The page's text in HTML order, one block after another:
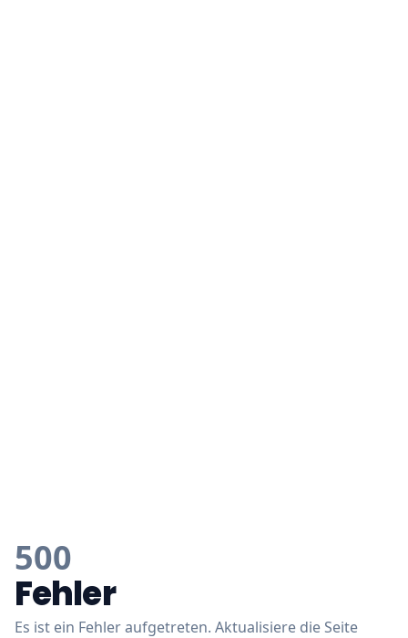
500
Fehler
Es ist ein Fehler aufgetreten. Aktualisiere die Seite